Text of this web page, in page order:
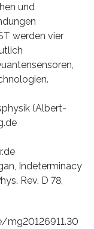
und
werden vier
(Albert-
Indeterminacy
Rev. D 78,